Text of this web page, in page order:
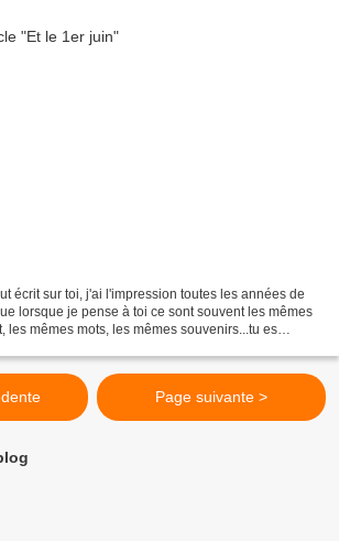
écrit sur toi, j'ai l'impression toutes les années de
lorsque je pense à toi ce sont souvent les mêmes
les mêmes mots, les mêmes souvenirs...tu es
Page suivante >